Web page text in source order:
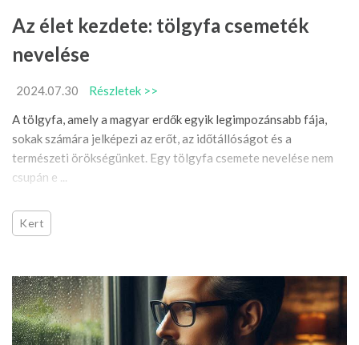
Az élet kezdete: tölgyfa csemeték
nevelése
2024.07.30
Részletek >>
A tölgyfa, amely a magyar erdők egyik legimpozánsabb fája,
sokak számára jelképezi az erőt, az időtállóságot és a
természeti örökségünket. Egy tölgyfa csemete nevelése nem
csupán e ...
Kert